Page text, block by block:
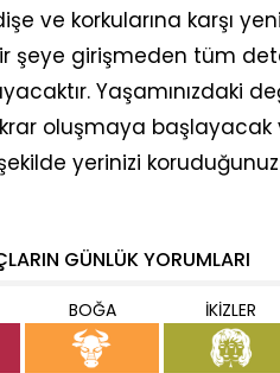
ve korkularına karşı
şeye girişmeden tüm
Yaşamınızdaki
oluşmaya başlayacak ve
şekilde yerinizi
GÜNLÜK YORUMLARI
BOĞA İKİZLER